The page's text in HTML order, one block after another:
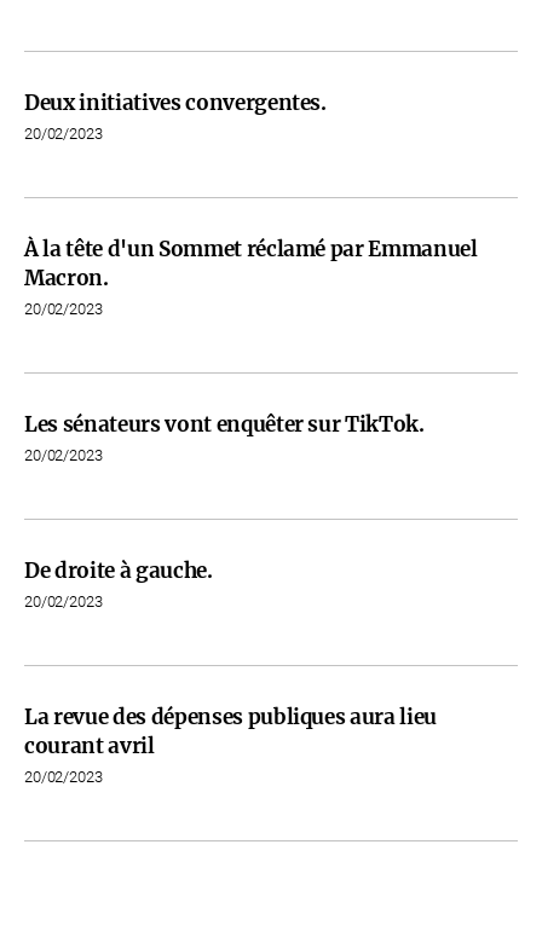
Deux initiatives convergentes.
20/02/2023
À la tête d'un Sommet réclamé par Emmanuel
Macron.
20/02/2023
Les sénateurs vont enquêter sur TikTok.
20/02/2023
De droite à gauche.
20/02/2023
La revue des dépenses publiques aura lieu
courant avril
20/02/2023